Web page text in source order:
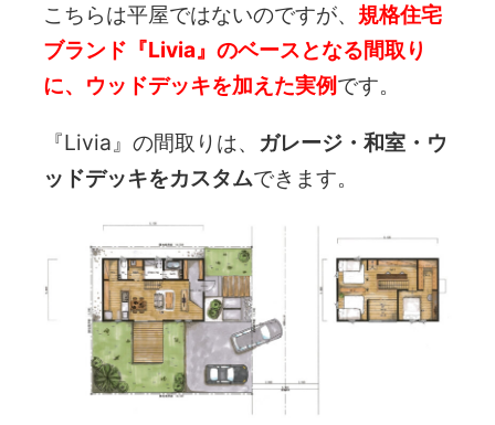
こちらは平屋ではないのですが、 規格住宅
ブランド『Livia』のベースとなる間取り
に、ウッドデッキを加えた実例です。
『Livia』の間取りは、 ガレージ・和室・ウ
ッドデッキをカスタムできます。